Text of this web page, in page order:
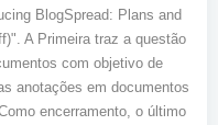
BlogSpread: Plans and
A Primeira traz a questão
com objetivo de
anotações em documentos
encerramento, o último